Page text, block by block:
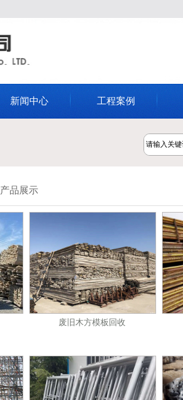
新闻中心 工程案例
产品展示
废旧木方模板回收